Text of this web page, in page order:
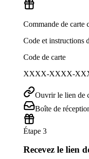
Commande de carte
Code et instructions
Code de carte
XXXX-XXXX-
Ouvrir le lien de
Boîte de
Étape 3
Recevez le lien